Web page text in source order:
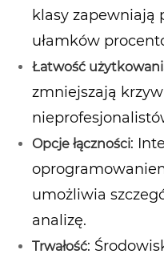
klasy zapewniają
ułamków
Łatwość
zmniejszają
Opcje łączności:
umożliwia
analizę.
Trwałość: